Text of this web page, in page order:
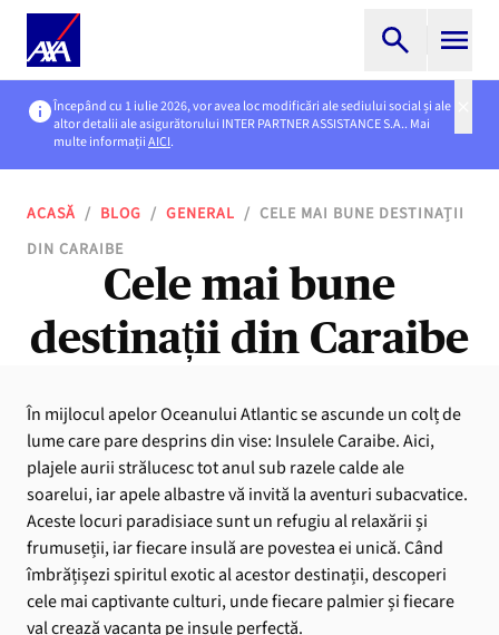
Începând cu 1 iulie 2026, vor avea loc modificări ale sediului social și ale
altor detalii ale asigurătorului INTER PARTNER ASSISTANCE S.A.. Mai
multe informațiiAICI.
ACASĂ / BLOG / GENERAL / CELE MAI BUNE DESTINAȚII
DIN CARAIBE
Cele mai bune
destinații din Caraibe
În mijlocul apelor Oceanului Atlantic se ascunde un colț de
lume care pare desprins din vise: Insulele Caraibe. Aici,
plajele aurii strălucesc tot anul sub razele calde ale
soarelui, iar apele albastre vă invită la aventuri subacvatice.
Aceste locuri paradisiace sunt un refugiu al relaxării și
frumuseții, iar fiecare insulă are povestea ei unică. Când
îmbrățișezi spiritul exotic al acestor destinații, descoperi
cele mai captivante culturi, unde fiecare palmier și fiecare
val crează vacanța pe insule perfectă.